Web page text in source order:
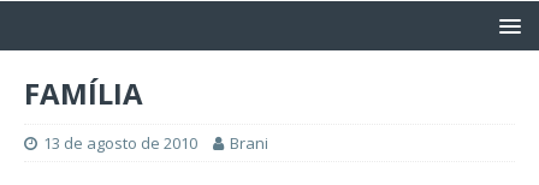
FAMÍLIA
13 de agosto de 2010 Brani